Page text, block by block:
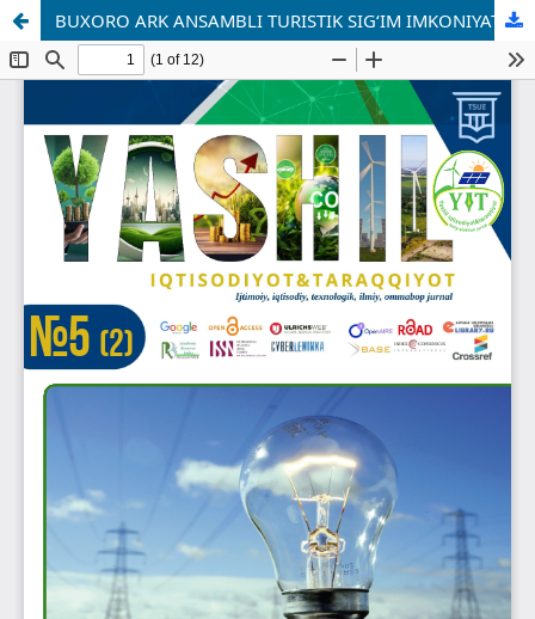
BUXORO ARK ANSAMBLI TURISTIK SIG‘IM IMKONIYATLARINI BAHOLASH